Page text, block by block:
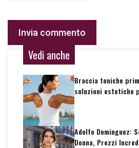
Vedi anche
Braccia toniche
soluzioni estetiche
Adolfo Dominguez:
Donna, Prezzi